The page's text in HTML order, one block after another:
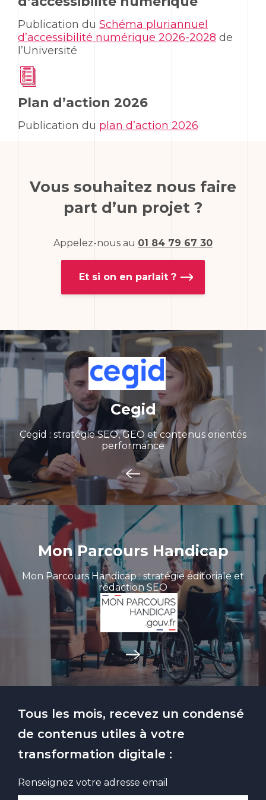
Publication du Schéma pluriannuel
d’accessibilité numérique 2026-2028 de
l’Université
Plan d’action 2026
Publication du plan d’action 2026
Vous souhaitez nous faire
part d’un projet ?
Appelez-nous au 01 84 79 67 30
Et si on en parlait ?
Cegid
Cegid : stratégie SEO, GEO et contenus orientés
performance
Mon Parcours Handicap
Mon Parcours Handicap : stratégie éditoriale et
rédaction SEO
Tous les mois, recevez un condensé
de contenus utiles à votre
transformation digitale :
Renseignez votre adresse email